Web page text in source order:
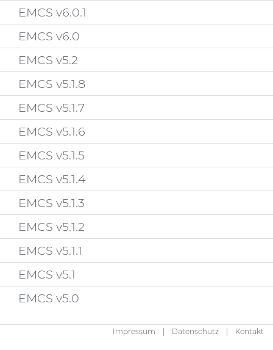
EMCS v6.0.1
EMCS v6.0
EMCS v5.2
EMCS v5.1.8
EMCS v5.1.7
EMCS v5.1.6
EMCS v5.1.5
EMCS v5.1.4
EMCS v5.1.3
EMCS v5.1.2
EMCS v5.1.1
EMCS v5.1
EMCS v5.0
Impressum Datenschutz Kontakt